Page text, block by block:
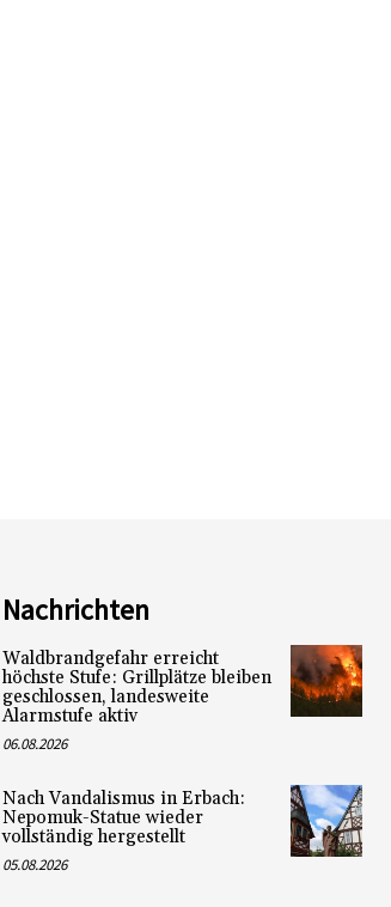
Nachrichten
Waldbrandgefahr erreicht
höchste Stufe: Grillplätze bleiben
geschlossen, landesweite
Alarmstufe aktiv
06.08.2026
Nach Vandalismus in Erbach:
Nepomuk-Statue wieder
vollständig hergestellt
05.08.2026